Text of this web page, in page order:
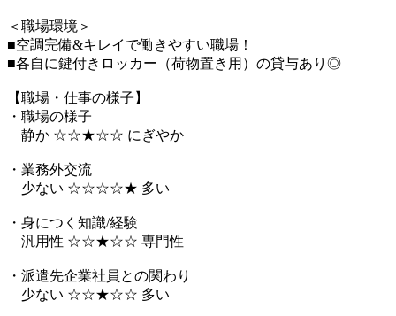
＜職場環境＞
■空調完備&キレイで働きやすい職場！
■各自に鍵付きロッカー（荷物置き用）の貸与あり◎
【職場・仕事の様子】
・職場の様子
静か ☆☆★☆☆ にぎやか
・業務外交流
少ない ☆☆☆☆★ 多い
・身につく知識/経験
汎用性 ☆☆★☆☆ 専門性
・派遣先企業社員との関わり
少ない ☆☆★☆☆ 多い